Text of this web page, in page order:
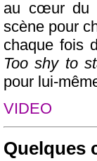
au cœur du
scène pour
chaque fois
Too shy to
pour lui-
VIDEO
Quelques